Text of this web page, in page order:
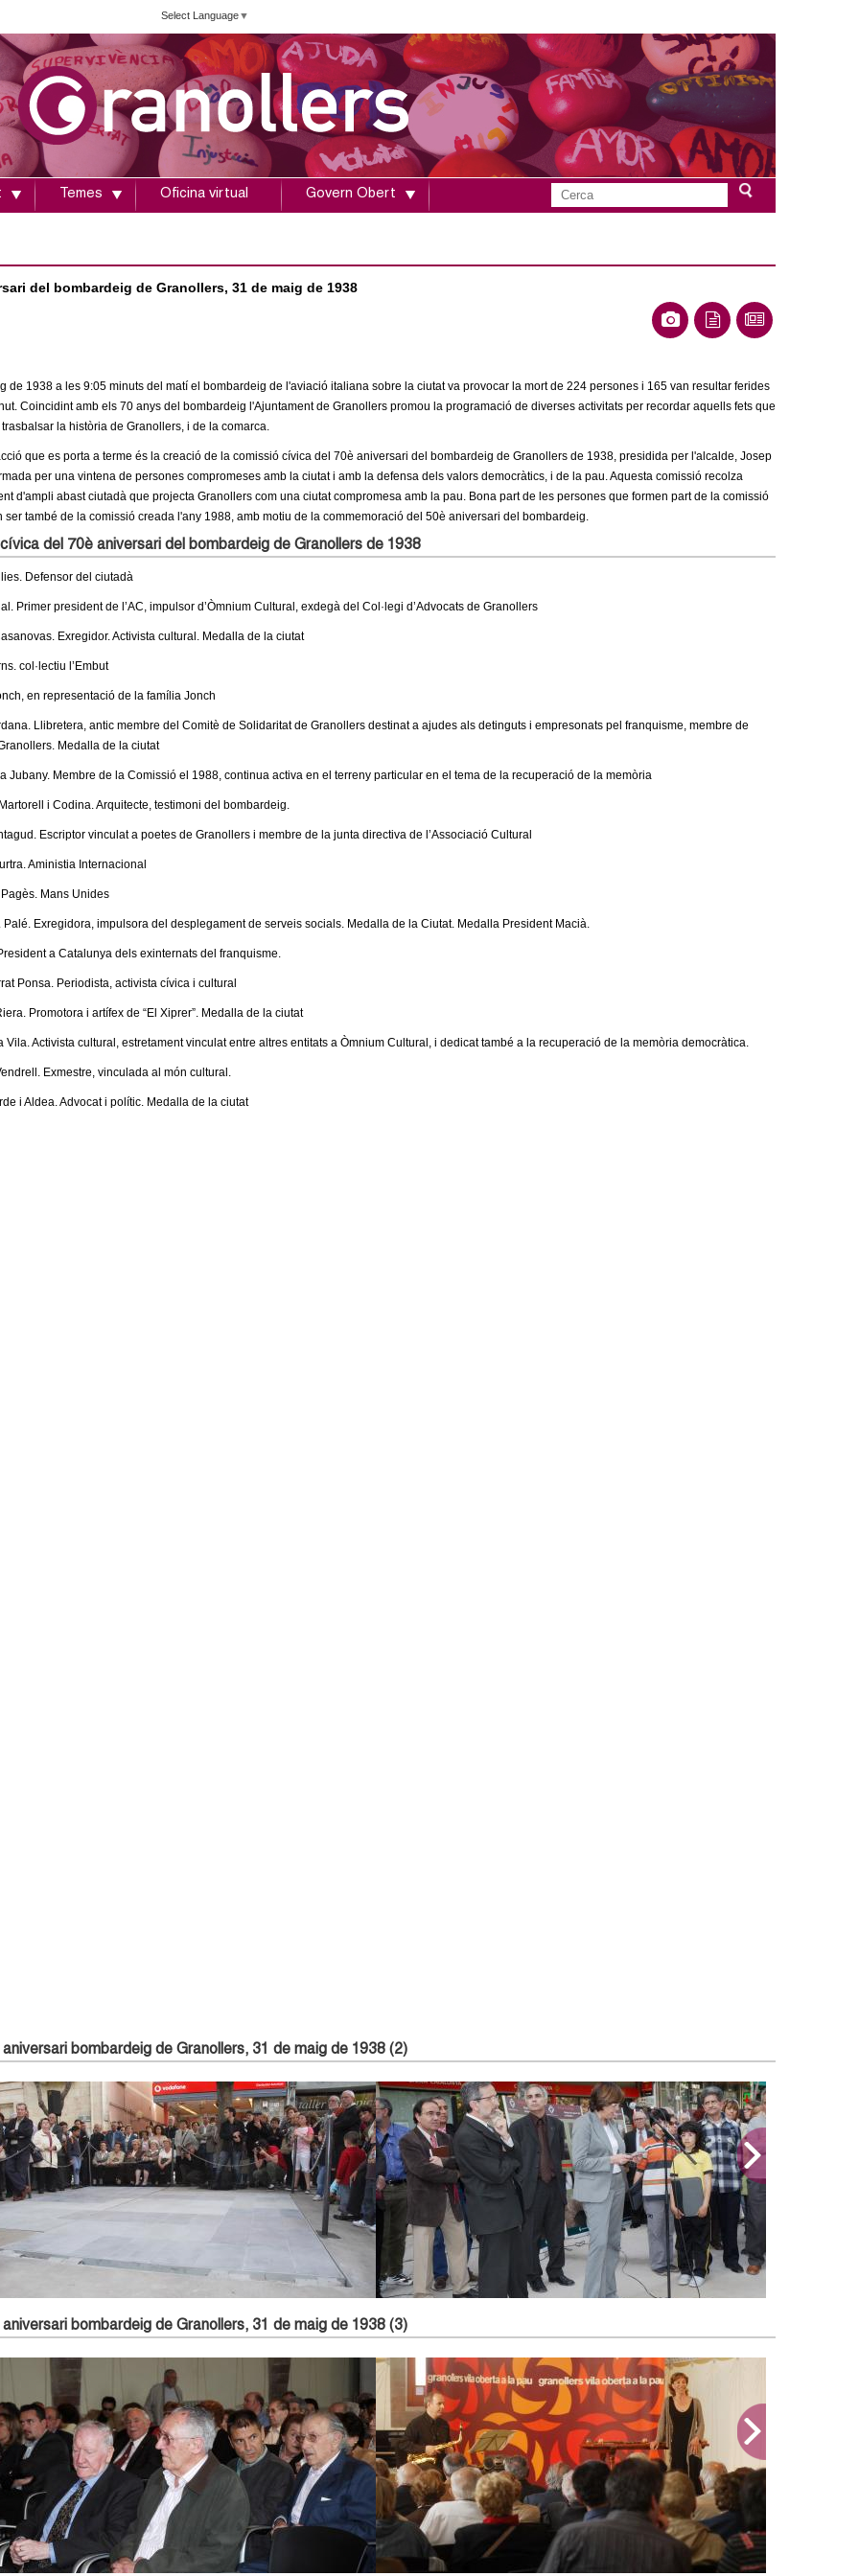
Vés
al
contingut
Select Language▼
Temes Oficina virtual Govern Obert
F
l
r
i
c
e
del bombardeig de Granollers, 31 de maig de 1938
de 1938 a les 9:05 minuts del matí el bombardeig de l'aviació italiana sobre la ciutat va provocar la mort de 224 persones i 165 van resultar ferides
Coincidint amb els 70 anys del bombardeig l'Ajuntament de Granollers promou la programació de diverses activitats per recordar aquells fets que
la història de Granollers, i de la comarca.
que es porta a terme és la creació de la comissió cívica del 70è aniversari del bombardeig de Granollers de 1938, presidida per l'alcalde, Josep
per una vintena de persones compromeses amb la ciutat i amb la defensa dels valors democràtics, i de la pau. Aquesta comissió recolza
d'ampli abast ciutadà que projecta Granollers com una ciutat compromesa amb la pau. Bona part de les persones que formen part de la comissió
ser també de la comissió creada l'any 1988, amb motiu de la commemoració del 50è aniversari del bombardeig.
del 70è aniversari del bombardeig de Granollers de 1938
Defensor del ciutadà
Primer president de l’AC, impulsor d’Òmnium Cultural, exdegà del Col·legi d’Advocats de Granollers
Exregidor. Activista cultural. Medalla de la ciutat
col·lectiu l’Embut
en representació de la família Jonch
Llibretera, antic membre del Comitè de Solidaritat de Granollers destinat a ajudes als detinguts i empresonats pel franquisme, membre de
Medalla de la ciutat
Jubany. Membre de la Comissió el 1988, continua activa en el terreny particular en el tema de la recuperació de la memòria
i Codina. Arquitecte, testimoni del bombardeig.
Escriptor vinculat a poetes de Granollers i membre de la junta directiva de l’Associació Cultural
Aministia Internacional
Mans Unides
Palé. Exregidora, impulsora del desplegament de serveis socials. Medalla de la Ciutat. Medalla President Macià.
a Catalunya dels exinternats del franquisme.
Ponsa. Periodista, activista cívica i cultural
Promotora i artífex de “El Xiprer”. Medalla de la ciutat
Vila. Activista cultural, estretament vinculat entre altres entitats a Òmnium Cultural, i dedicat també a la recuperació de la memòria democràtica.
Exmestre, vinculada al món cultural.
i Aldea. Advocat i polític. Medalla de la ciutat
bombardeig de Granollers, 31 de maig de 1938 (2)
Vista plaça abans de l'obertura del refugi
bombardeig de Granollers, 31 de maig de 1938 (3)